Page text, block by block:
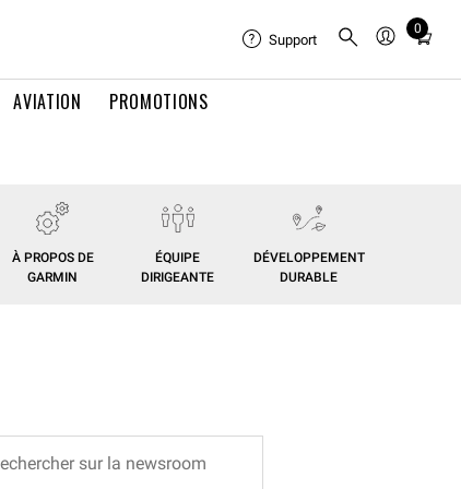
AVIATION PROMOTIONS
Support
0
Total
in
À PROPOS DE
GARMIN
ÉQUIPE
DIRIGEANTE
DÉVELOPPEMENT
DURABLE